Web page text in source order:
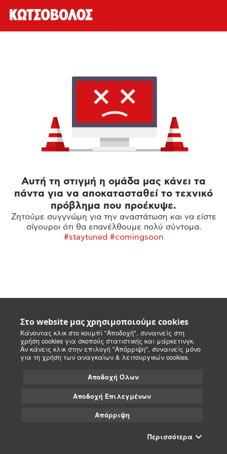
Στο website μας χρησιμοποιούμε cookies
Κάνοντας κλικ στο κουμπί "Αποδοχή", συναινείς στη
χρήση cookies για σκοπούς στατιστικής και μάρκετινγκ.
Αν κάνεις κλικ στην επιλογή "Απόρριψη", συναινείς μόνο
για τη χρήση των αναγκαίων & λειτουργικών cookies.
Αποδοχή Όλων
Αποδοχή Επιλεγμένων
Απόρριψη
Περισσότερα
Αυτή τη στιγμή η ομάδα μας κάνει τα
πάντα για να αποκατασταθεί το τεχνικό
πρόβλημα που προέκυψε.
Ζητούμε συγγνώμη για την αναστάτωση και να είστε
σίγουροι ότι θα επανέλθουμε πολύ σύντομα.
#staytuned #comingsoon